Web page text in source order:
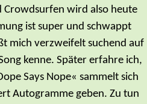
Crowdsurfen wird also heute
ist super und schwappt
mich verzweifelt suchend auf
kenne. Später erfahre ich,
Says Nope« sammelt sich
Autogramme geben. Zu tun